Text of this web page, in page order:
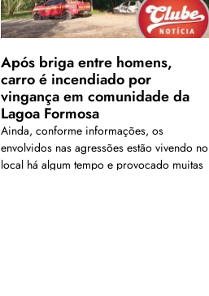
Após briga entre homens,
carro é incendiado por
vingança em comunidade da
Lagoa Formosa
Ainda, conforme informações, os
envolvidos nas agressões estão vivendo no
local há algum tempo e provocado muitas